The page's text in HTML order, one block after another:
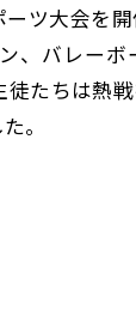
ツ大会を開
、バレーボ
たちは熱
。